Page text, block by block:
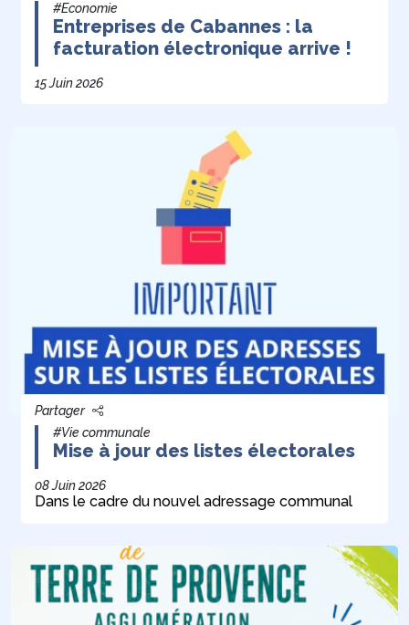
#Economie
Entreprises de Cabannes : la
facturation électronique arrive !
15 Juin 2026
Partager
#Vie communale
Mise à jour des listes électorales
08 Juin 2026
Dans le cadre du nouvel adressage communal